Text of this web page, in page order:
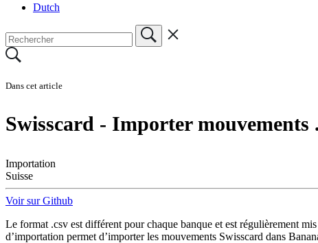
Dutch
Dans cet article
Swisscard - Importer mouvements
Importation
Suisse
Voir sur Github
Le format .csv est différent pour chaque banque et est régulièrement
d’importation permet d’importer les mouvements Swisscard dans